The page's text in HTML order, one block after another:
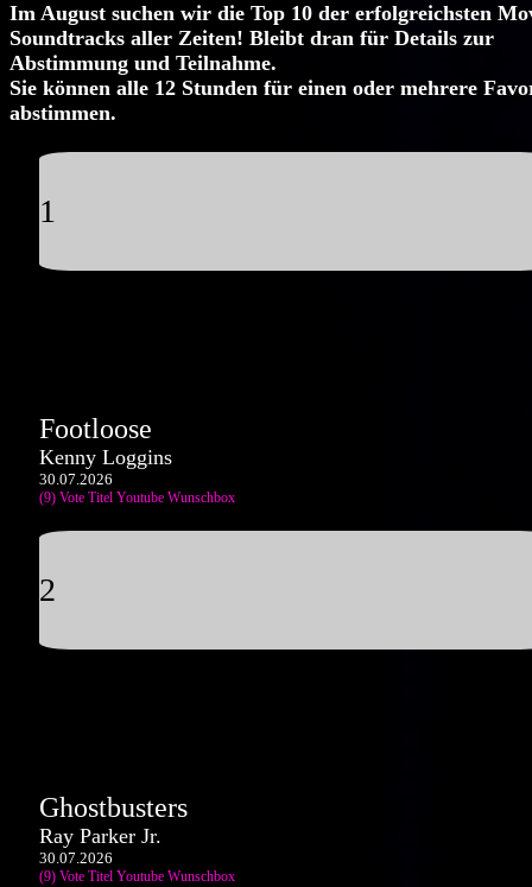
Im August suchen wir die Top 10 der erfolgreichsten
Soundtracks aller Zeiten! Bleibt dran für Details zur
Abstimmung und Teilnahme.
Sie können alle 12 Stunden für einen oder mehrere
abstimmen.
1
Footloose
Kenny Loggins
30.07.2026
(9) Vote Titel Youtube Wunschbox
2
Ghostbusters
Ray Parker Jr.
30.07.2026
(9) Vote Titel Youtube Wunschbox